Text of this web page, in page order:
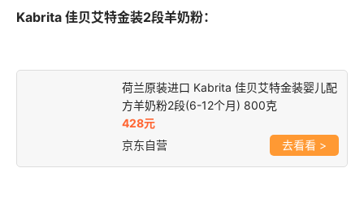
Kabrita 佳贝艾特金装2段羊奶粉：
荷兰原装进口 Kabrita 佳贝艾特金装婴儿配
方羊奶粉2段(6-12个月) 800克
428元
京东自营
>